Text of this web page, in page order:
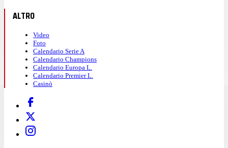
ALTRO
Video
Foto
Calendario Serie A
Calendario Champions
Calendario Europa L.
Calendario Premier L.
Casinò